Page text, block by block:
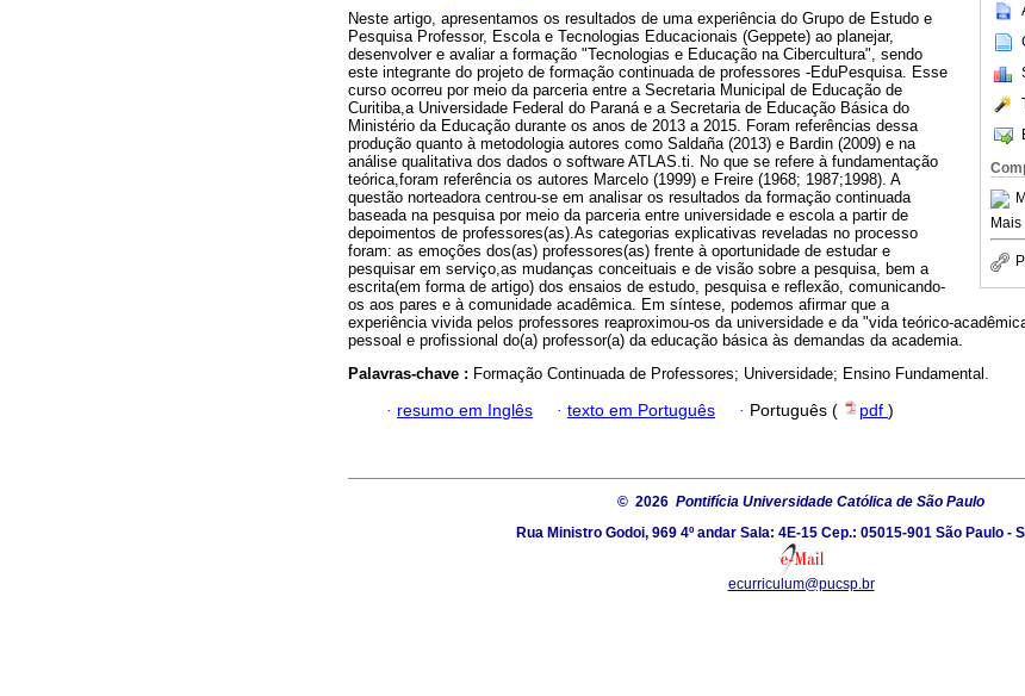
Mais
Neste artigo, apresentamos os resultados de uma experiência do Grupo de Estudo e
Pesquisa Professor, Escola e Tecnologias Educacionais (Geppete) ao planejar,
desenvolver e avaliar a formação "Tecnologias e Educação na Cibercultura", sendo
este integrante do projeto de formação continuada de professores -EduPesquisa. Esse
curso ocorreu por meio da parceria entre a Secretaria Municipal de Educação de
Curitiba,a Universidade Federal do Paraná e a Secretaria de Educação Básica do
Ministério da Educação durante os anos de 2013 a 2015. Foram referências dessa
produção quanto à metodologia autores como Saldaña (2013) e Bardin (2009) e na
análise qualitativa dos dados o software ATLAS.ti. No que se refere à fundamentação
teórica,foram referência os autores Marcelo (1999) e Freire (1968; 1987;1998). A
questão norteadora centrou-se em analisar os resultados da formação continuada
baseada na pesquisa por meio da parceria entre universidade e escola a partir de
depoimentos de professores(as).As categorias explicativas reveladas no processo
foram: as emoções dos(as) professores(as) frente à oportunidade de estudar e
pesquisar em serviço,as mudanças conceituais e de visão sobre a pesquisa, bem a
escrita(em forma de artigo) dos ensaios de estudo, pesquisa e reflexão, comunicando-
os aos pares e à comunidade acadêmica. Em síntese, podemos afirmar que a
experiência vivida pelos professores reaproximou-os da universidade e da "vida teórico-
pessoal e profissional do(a) professor(a) da educação básica às demandas da academia.
Palavras-chave : Formação Continuada de Professores; Universidade; Ensino Fundamental.
· resumo em Inglês · texto em Português · Português ( pdf )
© 2026 Pontifícia Universidade Católica de São Paulo
Rua Ministro Godoi, 969 4º andar Sala: 4E-15 Cep.: 05015-901 São Paulo -
ecurriculum@pucsp.br